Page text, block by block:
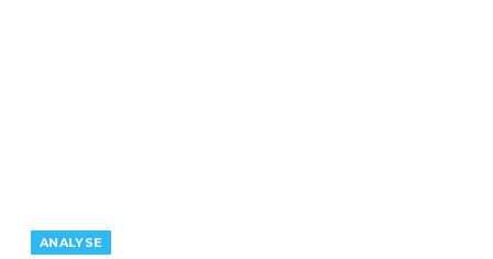
ANALYSE